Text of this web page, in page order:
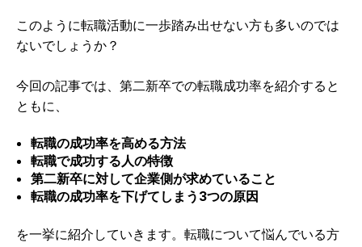
このように転職活動に一歩踏み出せない方も多いのでは
ないでしょうか？
今回の記事では、第二新卒での転職成功率を紹介すると
ともに、
転職の成功率を高める方法
転職で成功する人の特徴
第二新卒に対して企業側が求めていること
転職の成功率を下げてしまう3つの原因
を一挙に紹介していきます。転職について悩んでいる方